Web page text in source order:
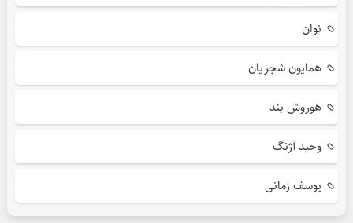
نوان
همایون شجریان
هوروش بند
وحید آژنگ
یوسف زمانی